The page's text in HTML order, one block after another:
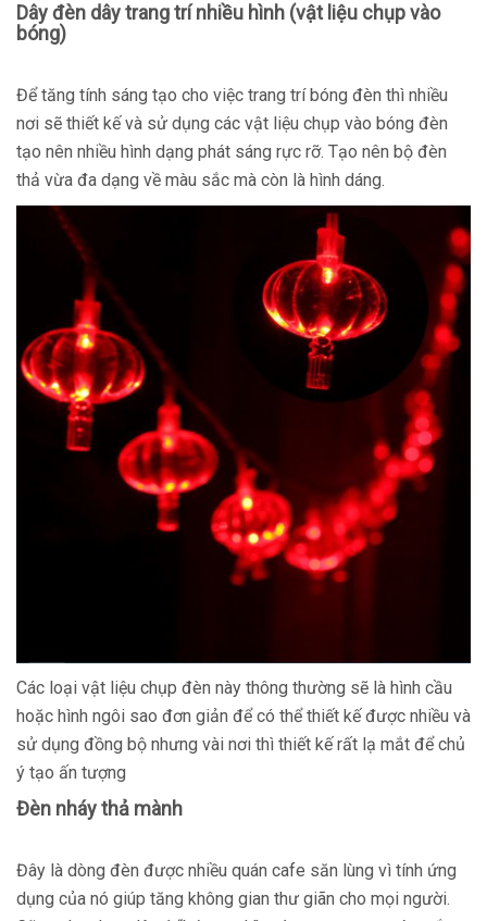
Dây đèn dây trang trí nhiều hình (vật liệu chụp vào
bóng)
Để tăng tính sáng tạo cho việc trang trí bóng đèn thì nhiều
nơi sẽ thiết kế và sử dụng các vật liệu chụp vào bóng đèn
tạo nên nhiều hình dạng phát sáng rực rỡ. Tạo nên bộ đèn
thả vừa đa dạng về màu sắc mà còn là hình dáng.
Các loại vật liệu chụp đèn này thông thường sẽ là hình cầu
hoặc hình ngôi sao đơn giản để có thể thiết kế được nhiều và
sử dụng đồng bộ nhưng vài nơi thì thiết kế rất lạ mắt để chủ
ý tạo ấn tượng
Đèn nháy thả mành
Đây là dòng đèn được nhiều quán cafe săn lùng vì tính ứng
dụng của nó giúp tăng không gian thư giãn cho mọi người.